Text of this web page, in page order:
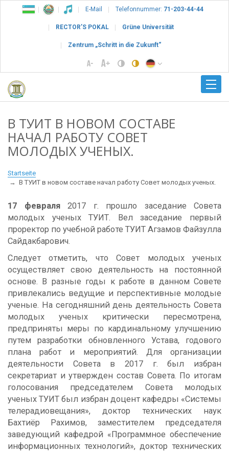
E-Mail Telefonnummer: 71-203-44-44
RECTOR’S POKAL Grüne Universität
Zentrum „Schritt in die Zukunft“
В ТУИТ В НОВОМ СОСТАВЕ
НАЧАЛ РАБОТУ СОВЕТ
МОЛОДЫХ УЧЕНЫХ.
Startseite
В ТУИТ в новом составе начал работу Совет молодых ученых.
17 февраля2017 г. прошло заседание Совета
молодых ученых ТУИТ. Вел заседание первый
проректор по учебной работе ТУИТ Агзамов Файзулла
Сайдакбарович.
Следует отметить, что Совет молодых ученых
осуществляет свою деятельность на постоянной
основе. В разные годы к работе в данном Совете
привлекались ведущие и перспективные молодые
ученые. На сегодняшний день деятельность Совета
молодых ученых критически пересмотрена,
предприняты меры по кардинальному улучшению
путем разработки обновленного Устава, годового
плана работ и мероприятий. Для организации
деятельности Совета в 2017 г. был избран
секретариат и утвержден состав Совета. По итогам
голосования председателем Совета молодых
ученых ТУИТ был избран доцент кафедры «Системы
телерадиовещания», доктор технических наук
Бахтиёр Рахимов, заместителем председателя
заведующий кафедрой «Программное обеспечение
информационных технологий», доктор технических